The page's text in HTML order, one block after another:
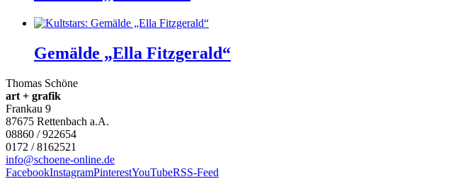
Gemälde „Ella Fitzgerald“
Thomas Schöne
art + grafik
Frankau 9
87675 Rettenbach a.A.
08860 / 922654
0172 / 8162521
info@schoene-online.de
FacebookInstagramPinterestYouTubeRSS-Feed